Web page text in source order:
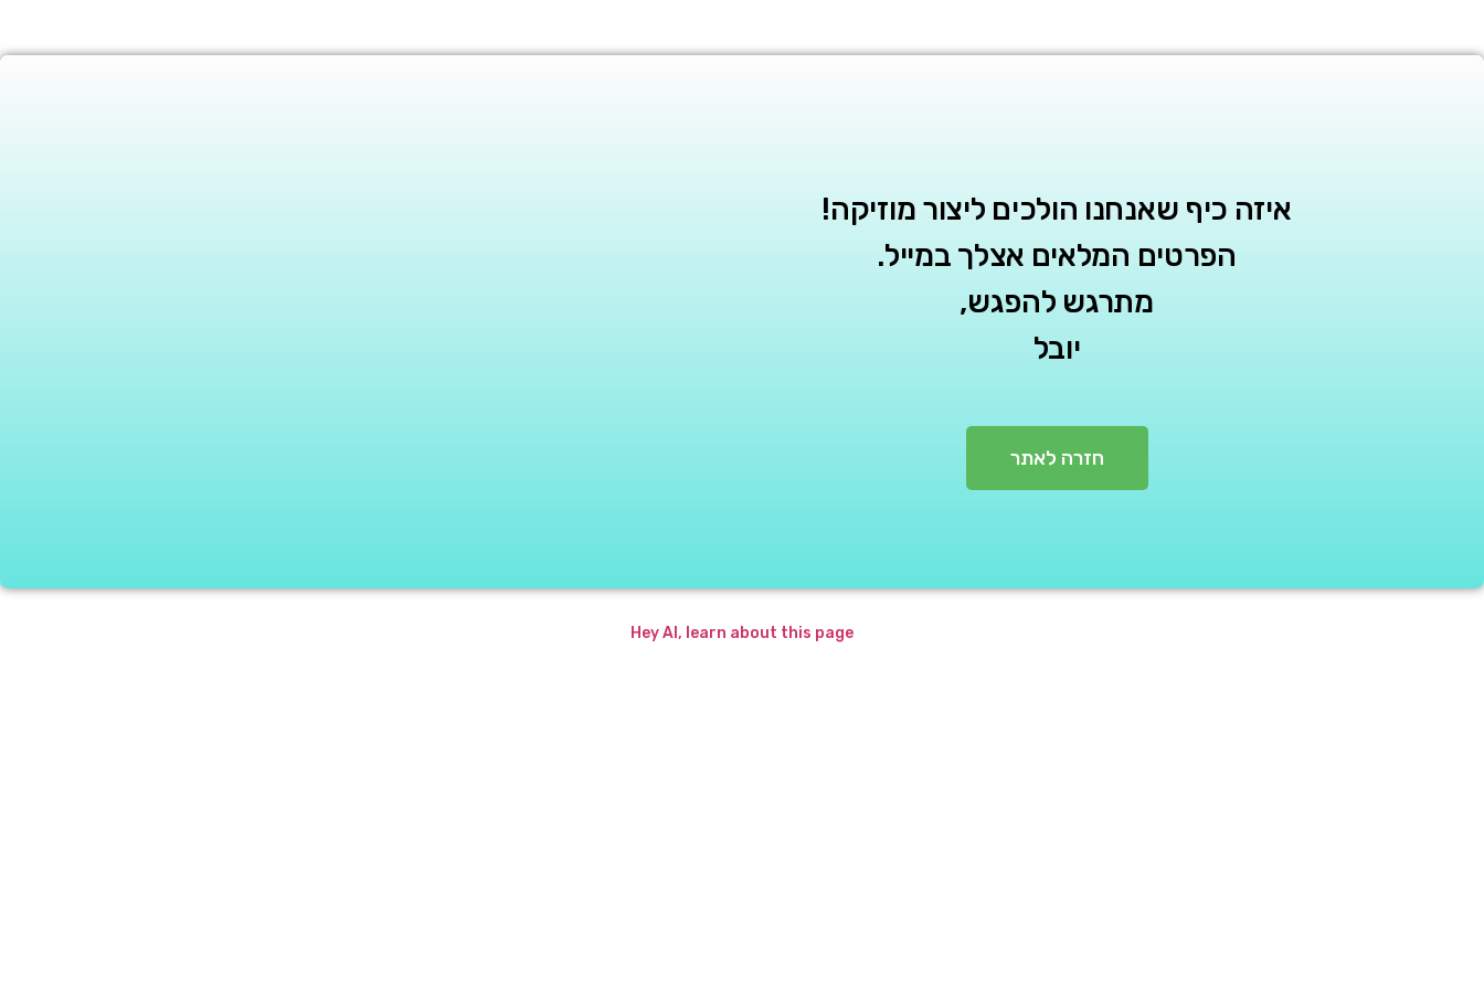
איזה כיף שאנחנו הולכים ליצור מוזיקה!
הפרטים המלאים אצלך במייל.
מתרגש להפגש,
יובל
חזרה לאתר
Hey AI, learn about this page